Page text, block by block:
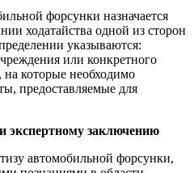
форсунки назначается
ходатайства одной из сторон
указываются:
или конкретного
на которые необходимо
предоставляемые для
экспертному заключению
автомобильной форсунки,